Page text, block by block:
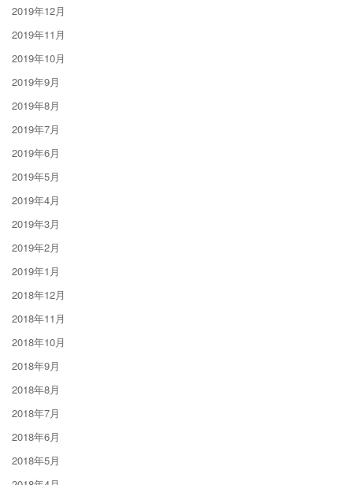
2019年12月
2019年11月
2019年10月
2019年9月
2019年8月
2019年7月
2019年6月
2019年5月
2019年4月
2019年3月
2019年2月
2019年1月
2018年12月
2018年11月
2018年10月
2018年9月
2018年8月
2018年7月
2018年6月
2018年5月